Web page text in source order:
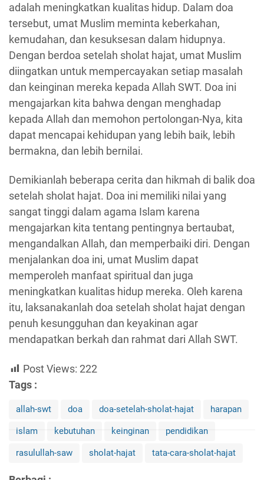
adalah meningkatkan kualitas hidup. Dalam doa
tersebut, umat Muslim meminta keberkahan,
kemudahan, dan kesuksesan dalam hidupnya.
Dengan berdoa setelah sholat hajat, umat Muslim
diingatkan untuk mempercayakan setiap masalah
dan keinginan mereka kepada Allah SWT. Doa ini
mengajarkan kita bahwa dengan menghadap
kepada Allah dan memohon pertolongan-Nya, kita
dapat mencapai kehidupan yang lebih baik, lebih
bermakna, dan lebih bernilai.
Demikianlah beberapa cerita dan hikmah di balik doa
setelah sholat hajat. Doa ini memiliki nilai yang
sangat tinggi dalam agama Islam karena
mengajarkan kita tentang pentingnya bertaubat,
mengandalkan Allah, dan memperbaiki diri. Dengan
menjalankan doa ini, umat Muslim dapat
memperoleh manfaat spiritual dan juga
meningkatkan kualitas hidup mereka. Oleh karena
itu, laksanakanlah doa setelah sholat hajat dengan
penuh kesungguhan dan keyakinan agar
mendapatkan berkah dan rahmat dari Allah SWT.
Post Views: 222
Tags :
allah-swt doa doa-setelah-sholat-hajat harapan
islam kebutuhan keinginan pendidikan
rasulullah-saw sholat-hajat tata-cara-sholat-hajat